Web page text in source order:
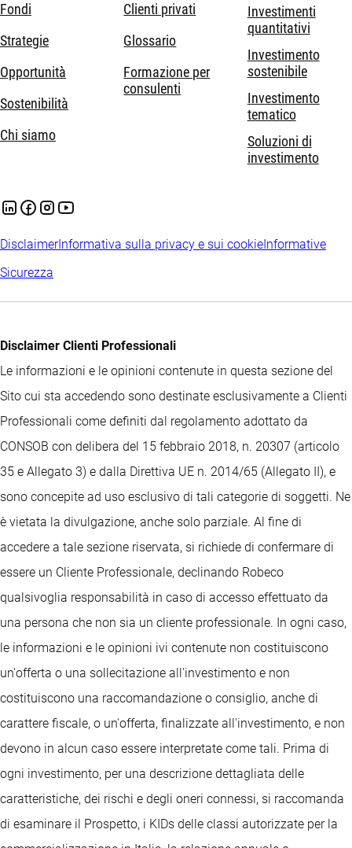
Fondi
Strategie
Opportunità
Sostenibilità
Chi siamo
Clienti privati
Glossario
Formazione per
consulenti
Investimenti
quantitativi
Investimento
sostenibile
Investimento
tematico
Soluzioni di
investimento
DisclaimerInformativa sulla privacy e sui cookieInformative
Sicurezza
Disclaimer Clienti Professionali
Le informazioni e le opinioni contenute in questa sezione del
Sito cui sta accedendo sono destinate esclusivamente a Clienti
Professionali come definiti dal regolamento adottato da
CONSOB con delibera del 15 febbraio 2018, n. 20307 (articolo
35 e Allegato 3) e dalla Direttiva UE n. 2014/65 (Allegato II), e
sono concepite ad uso esclusivo di tali categorie di soggetti. Ne
è vietata la divulgazione, anche solo parziale. Al fine di
accedere a tale sezione riservata, si richiede di confermare di
essere un Cliente Professionale, declinando Robeco
qualsivoglia responsabilità in caso di accesso effettuato da
una persona che non sia un cliente professionale. In ogni caso,
le informazioni e le opinioni ivi contenute non costituiscono
un'offerta o una sollecitazione all'investimento e non
costituiscono una raccomandazione o consiglio, anche di
carattere fiscale, o un'offerta, finalizzate all'investimento, e non
devono in alcun caso essere interpretate come tali. Prima di
ogni investimento, per una descrizione dettagliata delle
caratteristiche, dei rischi e degli oneri connessi, si raccomanda
di esaminare il Prospetto, i KIDs delle classi autorizzate per la